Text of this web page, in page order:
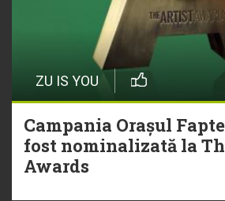
ZU IS YOU
Campania Orașul
fost nominalizată la
Awards